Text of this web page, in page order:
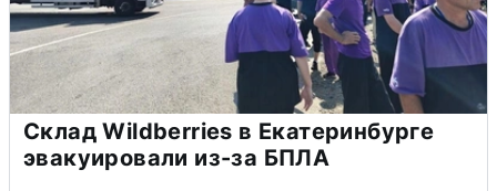
Склад Wildberries в Екатеринбурге
эвакуировали из-за БПЛА